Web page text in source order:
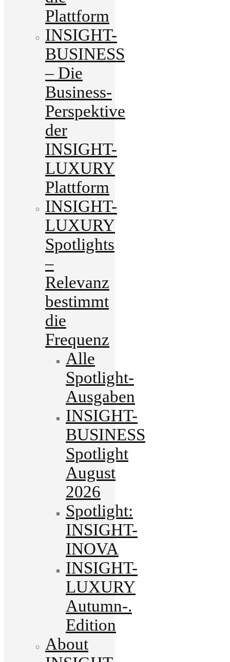
Plattform
INSIGHT-
BUSINESS
– Die
Business-
Perspektive
der
INSIGHT-
LUXURY
Plattform
INSIGHT-
LUXURY
Spotlights
–
Relevanz
bestimmt
die
Frequenz
Alle
Spotlight-
Ausgaben
INSIGHT-
BUSINESS
Spotlight
August
2026
Spotlight:
INSIGHT-
INOVA
INSIGHT-
LUXURY
Autumn-.
Edition
About